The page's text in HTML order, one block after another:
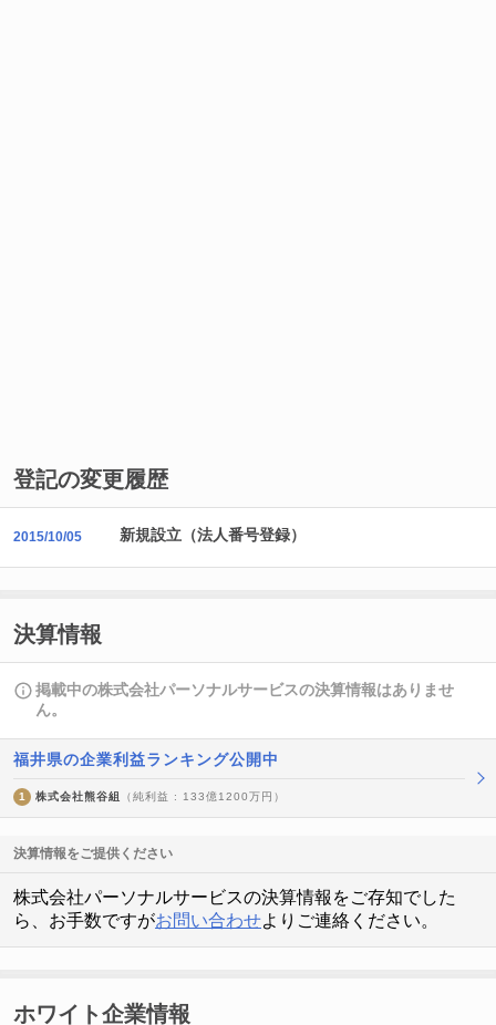
登記の変更履歴
2015/10/05 新規設立（法人番号登録）
決算情報
掲載中の株式会社パーソナルサービスの決算情報はありませ
ん。
福井県の企業利益ランキング公開中
1 株式会社熊谷組 （純利益 : 133億1200万円）
決算情報をご提供ください
株式会社パーソナルサービスの決算情報をご存知でした
ら、お手数ですがお問い合わせよりご連絡ください。
ホワイト企業情報